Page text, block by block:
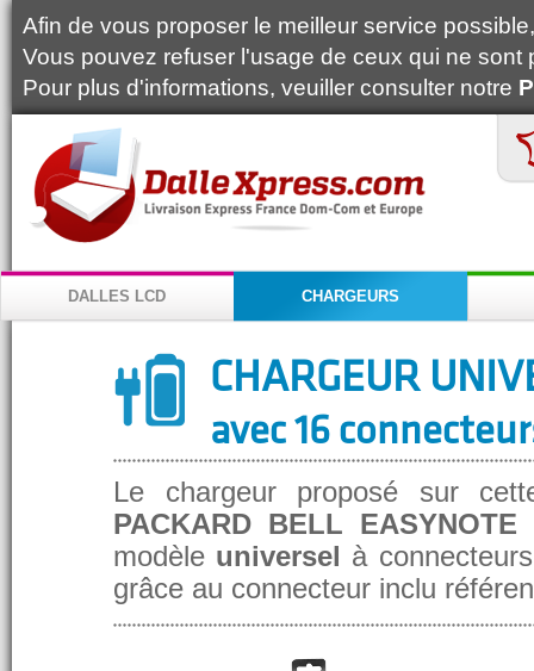
Afin de vous proposer le meilleur service
Vous pouvez refuser l'usage de ceux qui ne
Pour plus d'informations, veuiller consulter notre
DALLES LCD CHARGEURS
CHARGEUR
avec 16
Le chargeur proposé sur
PACKARD BELL EASYNOTE
modèle universel à
grâce au connecteur inclu